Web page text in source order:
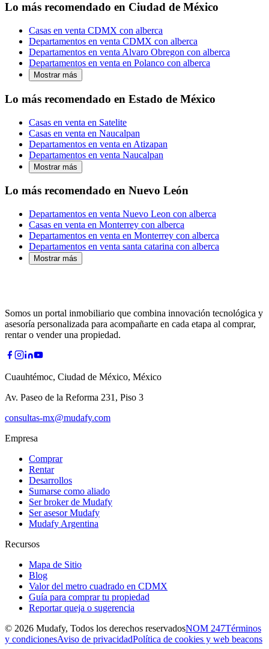
Lo más recomendado en Ciudad de México
Casas en venta CDMX con alberca
Departamentos en venta CDMX con alberca
Departamentos en venta Alvaro Obregon con alberca
Departamentos en venta en Polanco con alberca
Mostrar más
Lo más recomendado en Estado de México
Casas en venta en Satelite
Casas en venta en Naucalpan
Departamentos en venta en Atizapan
Departamentos en venta Naucalpan
Mostrar más
Lo más recomendado en Nuevo León
Departamentos en venta Nuevo Leon con alberca
Casas en venta en Monterrey con alberca
Departamentos en venta en Monterrey con alberca
Departamentos en venta santa catarina con alberca
Mostrar más
Somos un portal inmobiliario que combina innovación tecnológica y
asesoría personalizada para acompañarte en cada etapa al comprar,
rentar o vender una propiedad.
Cuauhtémoc, Ciudad de México, México
Av. Paseo de la Reforma 231, Piso 3
consultas-mx@mudafy.com
Empresa
Comprar
Rentar
Desarrollos
Sumarse como aliado
Ser broker de Mudafy
Ser asesor Mudafy
Mudafy Argentina
Recursos
Mapa de Sitio
Blog
Valor del metro cuadrado en CDMX
Guía para comprar tu propiedad
Reportar queja o sugerencia
© 2026 Mudafy, Todos los derechos reservadosNOM 247Términos
y condicionesAviso de privacidadPolítica de cookies y web beacons